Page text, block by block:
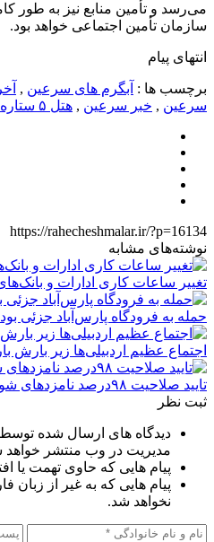
می‌رسد و تأمین منابع نیز به طور
سازمان تأمین اجتماعی خواهد بود.
انتهای پیام
برچسب ها : آبگرم های سرعین ,
سرعین , خبر سرعین , هتل ۵ ستاره سرعین
https://rahecheshmalar.ir/?p=16134
نوشته‌های مشابه
تغییر ساعات کاری ادارات و
حمله به فرودگاه پارس‌‌آباد جزئی بود
اجتماع عظیم اردبیلی‌ها زیر بارش
تایید صلاحیت ۹۸درصد نامزدهای شوراهای روستای اردبیل
ثبت نظر
دیدگاه های ارسال شده
مدیریت در وب منتشر خواهد
پیام هایی که حاوی تهمت یا
پیام هایی که به غیر از زبان
نخواهد شد.